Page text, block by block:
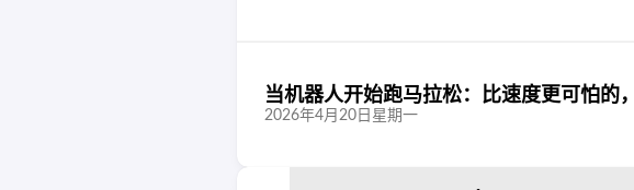
当机器人开始跑马拉松：比速度更可怕的
2026年4月20日星期一